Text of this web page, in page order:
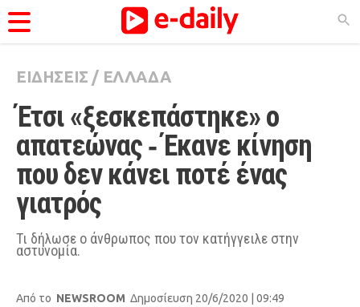
ΚΑΤΗΓΟΡΊΕΣ
Ειδήσεις
Θέματα
Videos
Podcasts
Viral
City Guide
ΕΙΔΗΣΕΙΣ / ΕΛΛΑΔΑ
Έτσι «ξεσκεπάστηκε» ο
απατεώνας ‑ Έκανε κίνηση
που δεν κάνει ποτέ ένας
γιατρός
Τι δήλωσε ο άνθρωπος που τον κατήγγειλε στην
αστυνομία.
Από το NEWSROOM Δημοσίευση 20/6/2020 | 09:49